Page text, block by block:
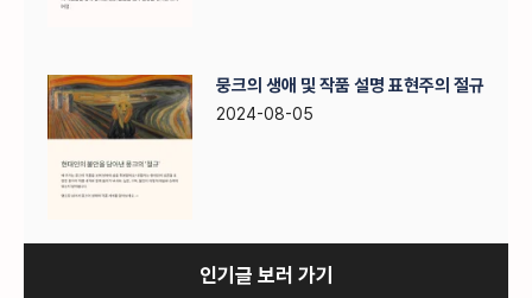
뭉크의 생애 및 작품 설명 표현주의 절규
2024-08-05
인기글 보러 가기